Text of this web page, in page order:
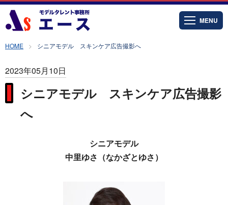
MENU
HOME シニアモデル スキンケア広告撮影へ
2023年05月10日
シニアモデル スキンケア広告撮影
へ
シニアモデル
中里ゆさ（なかざとゆさ）